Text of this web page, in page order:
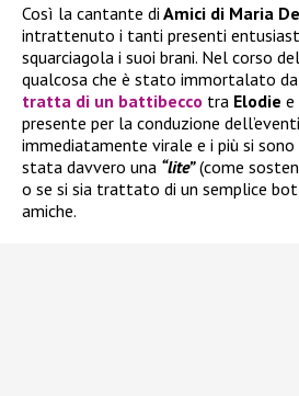
Così la cantante di Amici di Maria
intrattenuto i tanti presenti
squarciagola i suoi brani. Nel corso
qualcosa che è stato immortalato da
tratta di un battibecco tra Elodie e
presente per la conduzione
immediatamente virale e i più si
stata davvero una “lite”(come
o se si sia trattato di un semplice
amiche.